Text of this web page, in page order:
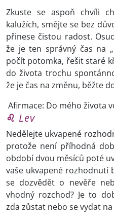
Zkuste se aspoň chvíli
kalužích, smějte se bez
přinese čistou radost.
že je ten správný čas na
počít potomka, řešit staré
do života trochu
že je čas na změnu, běžte
Afirmace: Do mého života
♌ Lev
Nedělejte ukvapené
protože není příhodná
období dvou měsíců poté
vaše ukvapené rozhodnutí
se dozvědět o nevěře
vhodný rozchod? Je to
zda zůstat nebo se vydat